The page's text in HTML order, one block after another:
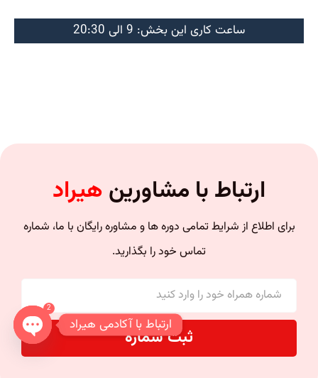
ساعت کاری این بخش: 9 الی 20:30
ارتباط با مشاورین هیراد
برای اطلاع از شرایط تمامی دوره ها و مشاوره رایگان با ما، شماره
تماس خود را بگذارید.
ثبت شماره
ارتباط با آکادمی هیراد
chaty
2